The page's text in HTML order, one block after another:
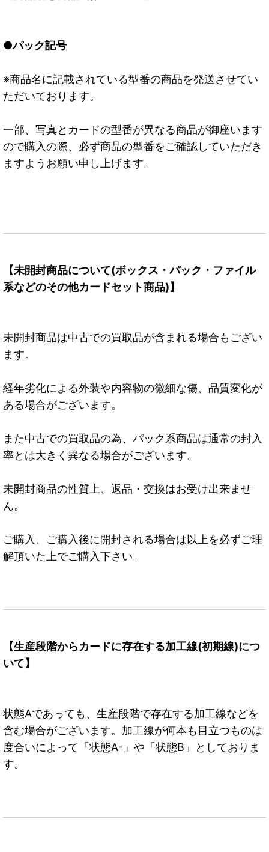
●パック記号
※商品名に記載されている型番の商品を発送させてい
ただいております。
一部、写真とカードの型番が異なる商品が御座います
ので購入の際、必ず商品の型番をご確認していただき
ますようお願い申し上げます。
【未開封商品について(ボックス・パック・ファイル
系などのその他カードセット商品)】
未開封商品は中古での買取品が含まれる場合もござい
ます。
経年劣化による外装や内容物の微細な傷、品質変化が
ある場合がございます。
また中古での買取品の為、パック系商品は通常の封入
率とは大きく異なる場合がございます。
未開封商品の性質上、返品・交換はお受け出来ませ
ん。
ご購入、ご購入後に開封される場合は以上を必ずご理
解頂いた上でご購入下さい。
【生産段階からカードに存在する加工線(初期線)につ
いて】
状態Aであっても、生産段階で存在する加工線などを
含む場合がございます。加工線が何本も目立つものは
度合いによって「状態A-」や「状態B」としておりま
す。